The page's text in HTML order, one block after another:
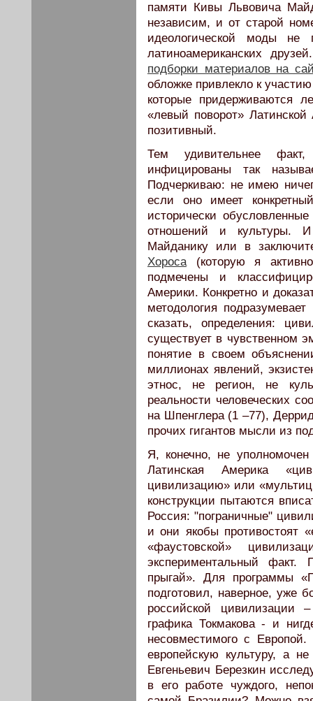
памяти Кивы Львовича
независим, и от старой
идеологической моды
латиноамериканских
подборки материалов на
обложке привлекло к
которые придерживаются
«левый поворот»
позитивный.
Тем удивительнее
инфицированы так
Подчеркиваю: не имею
если оно имеет
исторически
отношений и культуры.
Майданику или в
Хороса(которую я
подмечены и
Америки. Конкретно и
методология
сказать, определения:
существует в чувственном
понятие в своем
миллионах явлений,
этнос, не регион, не
реальности человеческих
на Шпенглера (1 –77),
прочих гигантов мысли из
Я, конечно, не
Латинская Америка
цивилизацию» или
конструкции пытаются
Россия: "пограничные"
и они якобы противостоят
«фаустовской»
экспериментальный
прыгай». Для программы
подготовил, наверное, уже
российской цивилизации
графика Токмакова - и
несовместимого с
европейскую культуру, а
Евгеньевич Березкин
в его работе чуждого,